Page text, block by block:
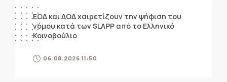
ΕΟΔ και ΔΟΔ χαιρετίζουν την ψήφιση του
νόμου κατά των SLAPP από το Ελληνικό
Κοινοβούλιο
06.08.2026 11:50